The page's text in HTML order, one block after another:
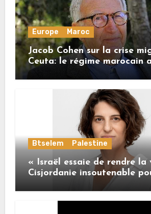
Europe Maroc
Jacob Cohen sur la crise
Ceuta: le régime marocain
bonne part de sa crédibilité
de l’Union européenne
Btselem Palestine
« Israël essaie de rendre la
Cisjordanie insoutenable